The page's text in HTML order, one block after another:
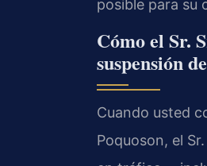
posible para su
Cómo el Sr.
suspensión
Cuando usted
Poquoson, el